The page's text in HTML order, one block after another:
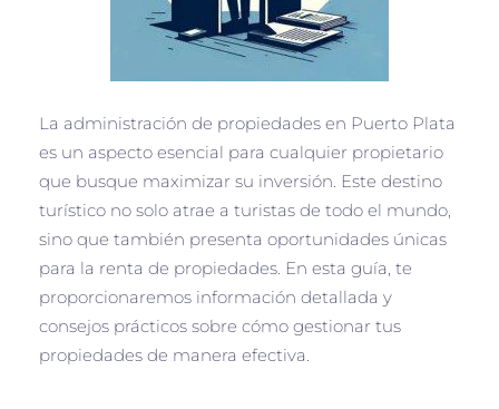
La administración de propiedades en Puerto Plata
es un aspecto esencial para cualquier propietario
que busque maximizar su inversión. Este destino
turístico no solo atrae a turistas de todo el mundo,
sino que también presenta oportunidades únicas
para la renta de propiedades. En esta guía, te
proporcionaremos información detallada y
consejos prácticos sobre cómo gestionar tus
propiedades de manera efectiva.